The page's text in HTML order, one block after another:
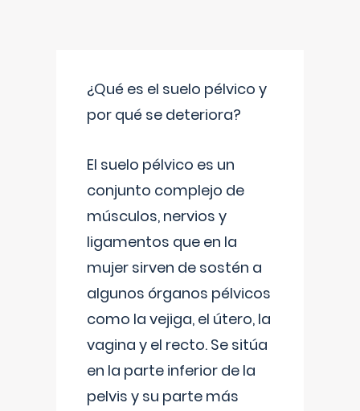
¿Qué es el suelo pélvico y
por qué se deteriora?
El suelo pélvico es un
conjunto complejo de
músculos, nervios y
ligamentos que en la
mujer sirven de sostén a
algunos órganos pélvicos
como la vejiga, el útero, la
vagina y el recto. Se sitúa
en la parte inferior de la
pelvis y su parte más